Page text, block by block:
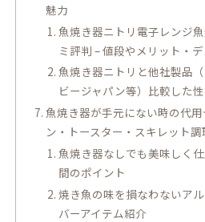
魅力
魚焼き器ニトリ電子レンジ
ミ評判 – 値段やメリット・
魚焼き器ニトリと他社製品
ビージャパン等）比較した
魚焼き器が手元にない時の代
ン・トースター・スキレット
魚焼き器なしでも美味しく
間のポイント
焼き魚の味を損なわないア
バーアイテム紹介